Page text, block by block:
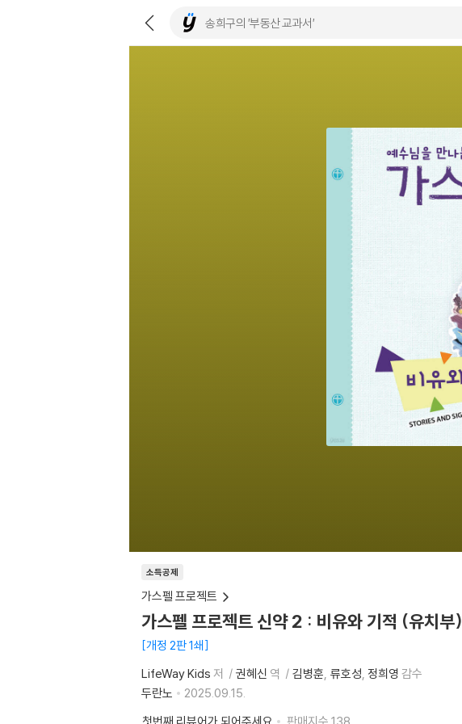
소득공제
가스펠 프로젝트
가스펠 프로젝트 신약 2 : 비유와 기적 (유치부)
개정 2판 1쇄
LifeWay Kids 저 권혜신 역 김병훈 류호성 정희영 감수
두란노
2025.09.15.